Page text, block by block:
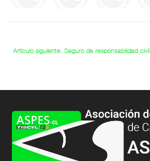
Artículo siguiente: Seguro de responsabilidad civil